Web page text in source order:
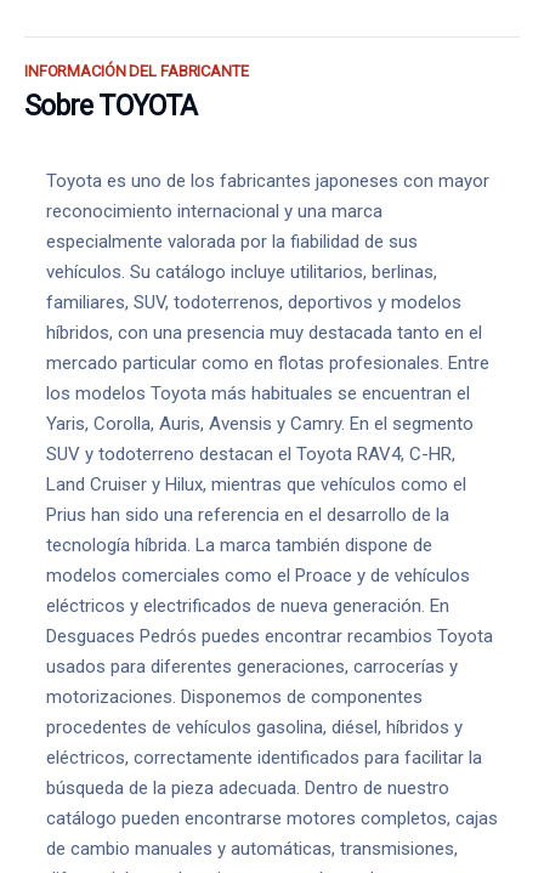
INFORMACIÓN DEL FABRICANTE
Sobre TOYOTA
Toyota es uno de los fabricantes japoneses con mayor
reconocimiento internacional y una marca
especialmente valorada por la fiabilidad de sus
vehículos. Su catálogo incluye utilitarios, berlinas,
familiares, SUV, todoterrenos, deportivos y modelos
híbridos, con una presencia muy destacada tanto en el
mercado particular como en flotas profesionales. Entre
los modelos Toyota más habituales se encuentran el
Yaris, Corolla, Auris, Avensis y Camry. En el segmento
SUV y todoterreno destacan el Toyota RAV4, C-HR,
Land Cruiser y Hilux, mientras que vehículos como el
Prius han sido una referencia en el desarrollo de la
tecnología híbrida. La marca también dispone de
modelos comerciales como el Proace y de vehículos
eléctricos y electrificados de nueva generación. En
Desguaces Pedrós puedes encontrar recambios Toyota
usados para diferentes generaciones, carrocerías y
motorizaciones. Disponemos de componentes
procedentes de vehículos gasolina, diésel, híbridos y
eléctricos, correctamente identificados para facilitar la
búsqueda de la pieza adecuada. Dentro de nuestro
catálogo pueden encontrarse motores completos, cajas
de cambio manuales y automáticas, transmisiones,